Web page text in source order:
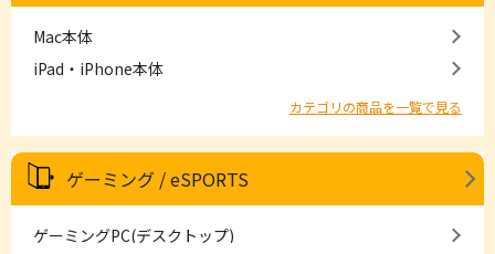
Mac本体
iPad・iPhone本体
カテゴリの商品を一覧で見る
ゲーミング / eSPORTS
ゲーミングPC(デスクトップ)